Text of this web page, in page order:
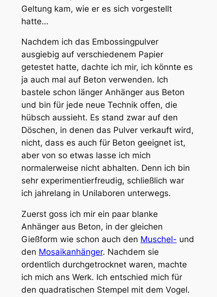
Geltung kam, wie er es sich vorgestellt
hatte…
Nachdem ich das Embossingpulver
ausgiebig auf verschiedenem Papier
getestet hatte, dachte ich mir, ich könnte es
ja auch mal auf Beton verwenden. Ich
bastele schon länger Anhänger aus Beton
und bin für jede neue Technik offen, die
hübsch aussieht. Es stand zwar auf den
Döschen, in denen das Pulver verkauft wird,
nicht, dass es auch für Beton geeignet ist,
aber von so etwas lasse ich mich
normalerweise nicht abhalten. Denn ich bin
sehr experimentierfreudig, schließlich war
ich jahrelang in Unilaboren unterwegs.
Zuerst goss ich mir ein paar blanke
Anhänger aus Beton, in der gleichen
Gießform wie schon auch den Muschel- und
den Mosaikanhänger. Nachdem sie
ordentlich durchgetrocknet waren, machte
ich mich ans Werk. Ich entschied mich für
den quadratischen Stempel mit dem Vogel.